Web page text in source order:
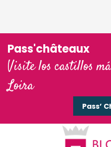
Pass'châteaux
Visite los castillos
Loira
Pass’